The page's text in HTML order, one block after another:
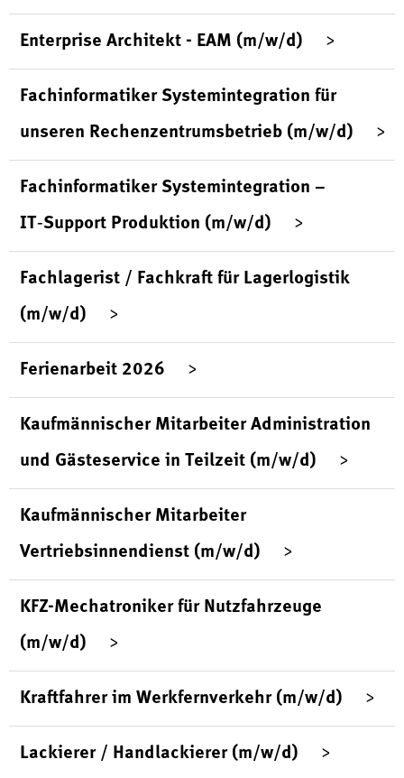
Enterprise Architekt - EAM (m/w/d)
Fachinformatiker Systemintegration für
unseren Rechenzentrumsbetrieb (m/w/d)
Fachinformatiker Systemintegration –
IT‑Support Produktion (m/w/d)
Fachlagerist / Fachkraft für Lagerlogistik
(m/w/d)
Ferienarbeit 2026
Kaufmännischer Mitarbeiter Administration
und Gästeservice in Teilzeit (m/w/d)
Kaufmännischer Mitarbeiter
Vertriebsinnendienst (m/w/d)
KFZ-Mechatroniker für Nutzfahrzeuge
(m/w/d)
Kraftfahrer im Werkfernverkehr (m/w/d)
Lackierer / Handlackierer (m/w/d)